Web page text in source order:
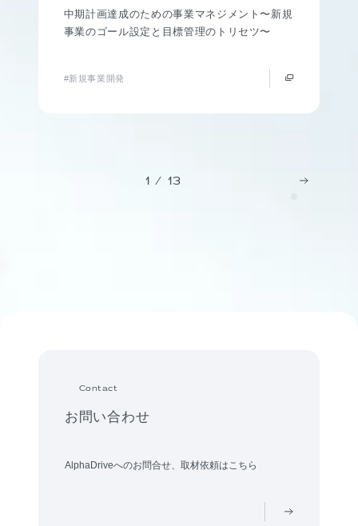
中期計画達成のための事業マネジメント〜新規
事業のゴール設定と目標管理のトリセツ〜
#新規事業開発
1 / 13
Contact
お問い合わせ
AlphaDriveへのお問合せ、取材依頼はこちら